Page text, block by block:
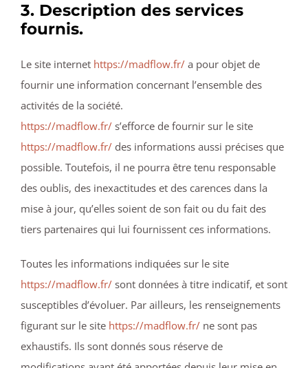
3. Description des services
fournis.
Le site internet https://madflow.fr/a pour objet de
fournir une information concernant l’ensemble des
activités de la société.
https://madflow.fr/s’efforce de fournir sur le site
https://madflow.fr/des informations aussi précises que
possible. Toutefois, il ne pourra être tenu responsable
des oublis, des inexactitudes et des carences dans la
mise à jour, qu’elles soient de son fait ou du fait des
tiers partenaires qui lui fournissent ces informations.
Toutes les informations indiquées sur le site
https://madflow.fr/sont données à titre indicatif, et sont
susceptibles d’évoluer. Par ailleurs, les renseignements
figurant sur le site https://madflow.fr/ne sont pas
exhaustifs. Ils sont donnés sous réserve de